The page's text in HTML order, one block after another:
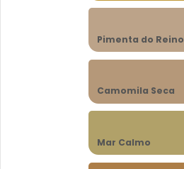
Pimenta do Reino
Camomila Seca
Mar Calmo